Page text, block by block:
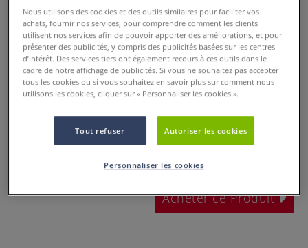
Marqueur pinceau rechargeable
Styl'Up
0 Commentaires
Marqueur-pinceau rechargeable à l'eau ou à l'encre, avec
dès9,15 €
Acheter ce Produit
Nous utilisons des cookies et des outils similaires pour faciliter vos
achats, fournir nos services, pour comprendre comment les clients
utilisent nos services afin de pouvoir apporter des améliorations, et pour
présenter des publicités, y compris des publicités basées sur les centres
d’intérêt. Des services tiers ont également recours à ces outils dans le
cadre de notre affichage de publicités. Si vous ne souhaitez pas accepter
tous les cookies ou si vous souhaitez en savoir plus sur comment nous
utilisons les cookies, cliquer sur « Personnaliser les cookies ».
Tout refuser Autoriser les cookies
Personnaliser les cookies